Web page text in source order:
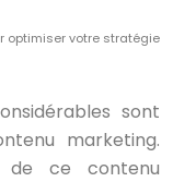
optimiser votre stratégie
sont
marketing.
de ce contenu